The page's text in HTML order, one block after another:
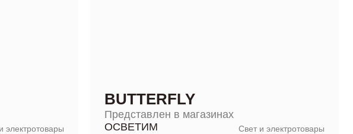
электротовары
BUTTERFLY
Представлен в магазинах
ОСВЕТИМ
Свет и электротовары